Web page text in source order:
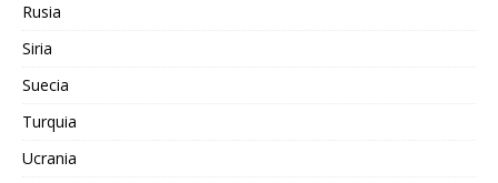
Rusia
Siria
Suecia
Turquia
Ucrania